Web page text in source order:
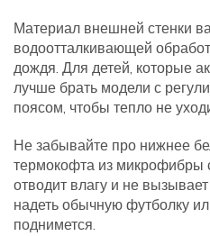
Материал внешней стенки
водоотталкивающей
дождя. Для детей, которые
лучше брать модели с
поясом, чтобы тепло не
Не забывайте про нижнее
термокофта из микрофибры
отводит влагу и не
надеть обычную футболку
поднимется.